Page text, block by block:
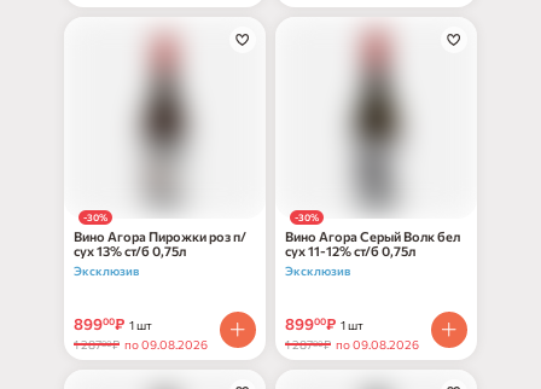
-30%
Вино Агора Пирожки роз п/
сух 13% ст/б 0,75л
Эксклюзив
89900₽ 1 шт
1 28780₽ по 09.08.2026
-30%
Вино Агора Серый Волк бел
сух 11-12% ст/б 0,75л
Эксклюзив
89900₽ 1 шт
1 28780₽ по 09.08.2026